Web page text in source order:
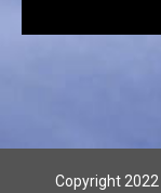
Copyright 2022